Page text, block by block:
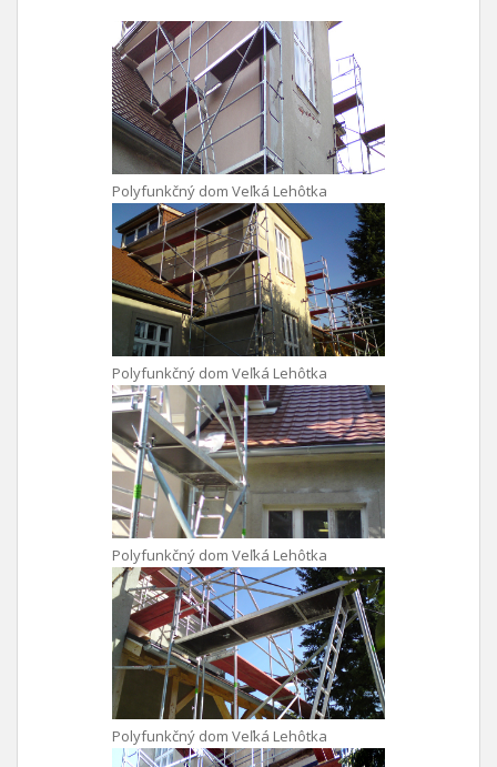
Polyfunkčný dom Veľká Lehôtka
Polyfunkčný dom Veľká Lehôtka
Polyfunkčný dom Veľká Lehôtka
Polyfunkčný dom Veľká Lehôtka